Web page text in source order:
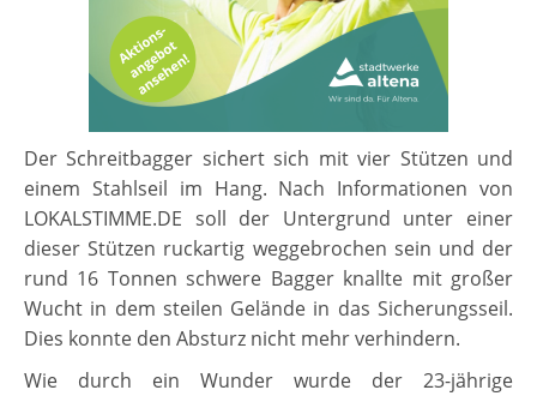
Der Schreitbagger sichert sich mit vier Stützen und
einem Stahlseil im Hang. Nach Informationen von
LOKALSTIMME.DE soll der Untergrund unter einer
dieser Stützen ruckartig weggebrochen sein und der
rund 16 Tonnen schwere Bagger knallte mit großer
Wucht in dem steilen Gelände in das Sicherungsseil.
Dies konnte den Absturz nicht mehr verhindern.
Wie durch ein Wunder wurde der 23-jährige